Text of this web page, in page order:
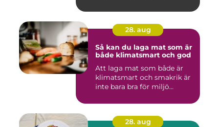
28. aug
Så kan du laga mat som är
både klimatsmart och god
Att laga mat som både är
klimatsmart och smakrik är
inte bara bra för miljö...
28. aug